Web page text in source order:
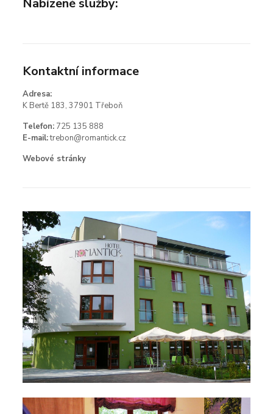
Nabízené služby:
Kontaktní informace
Adresa:
K Bertě 183, 37901 Třeboň
Telefon: 725 135 888
E-mail:trebon@romantick.cz
Webové stránky